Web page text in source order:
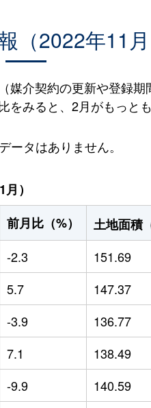
（2022年11月
介契約の更新や登録
みると、2月がもっとも
タはありません。
）
前月比（%） 土地面積
-2.3 151.69
5.7 147.37
-3.9 136.77
7.1 138.49
-9.9 140.59